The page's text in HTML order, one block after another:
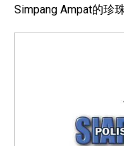
Simpang Ampat的珍